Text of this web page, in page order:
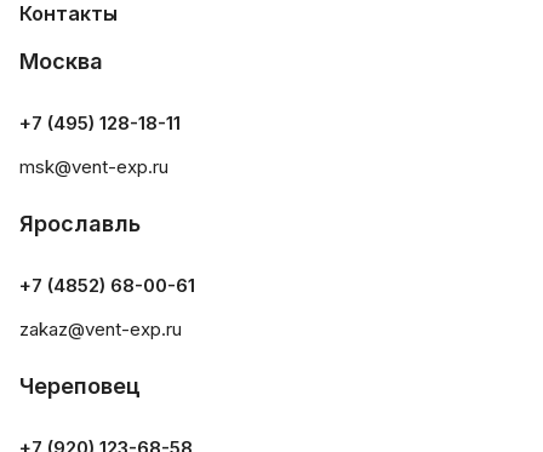
Контакты
Москва
+7 (495) 128-18-11
msk@vent-exp.ru
Ярославль
+7 (4852) 68-00-61
zakaz@vent-exp.ru
Череповец